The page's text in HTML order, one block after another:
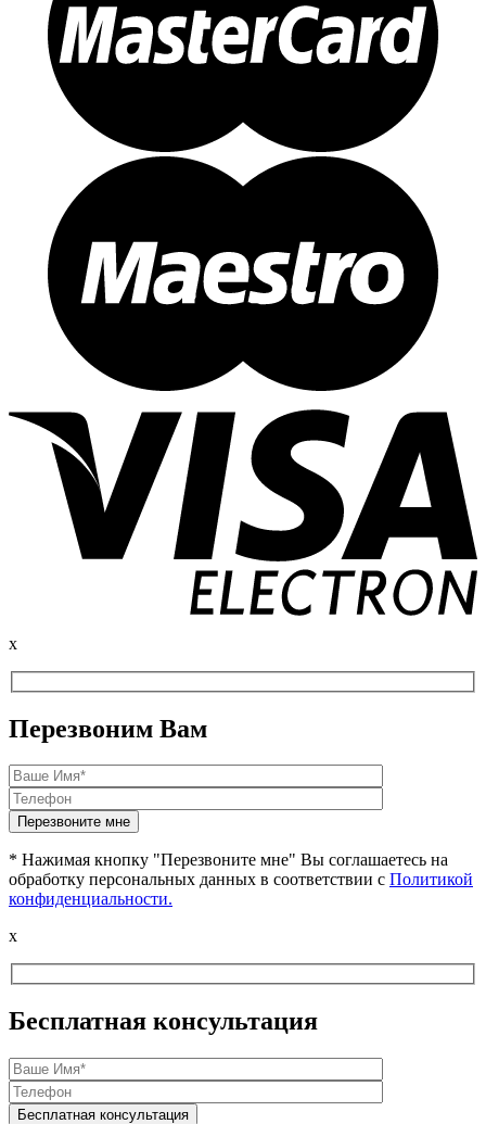
x
Перезвоним Вам
* Нажимая кнопку "Перезвоните мне" Вы соглашаетесь на
обработку персональных данных в соответствии с Политикой
конфиденциальности.
x
Бесплатная консультация